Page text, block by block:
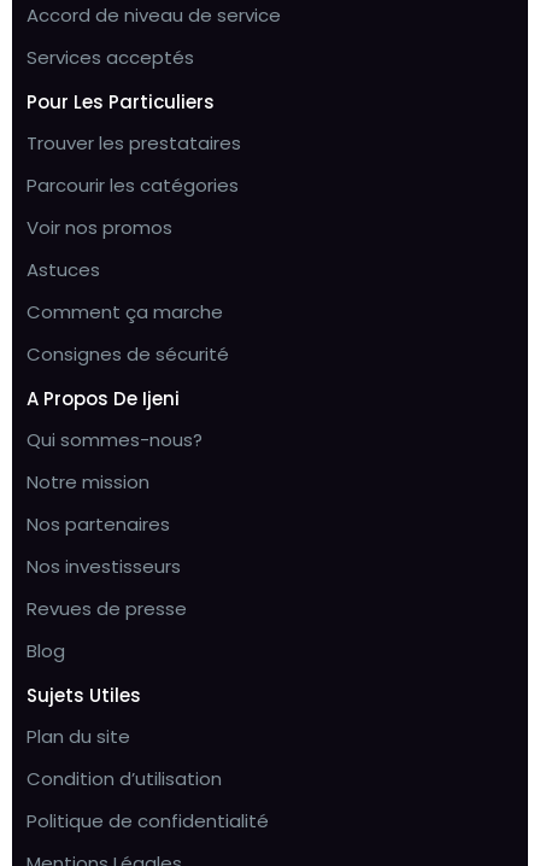
Accord de niveau de service
Services acceptés
Pour Les Particuliers
Trouver les prestataires
Parcourir les catégories
Voir nos promos
Astuces
Comment ça marche
Consignes de sécurité
A Propos De Ijeni
Qui sommes-nous?
Notre mission
Nos partenaires
Nos investisseurs
Revues de presse
Blog
Sujets Utiles
Plan du site
Condition d’utilisation
Politique de confidentialité